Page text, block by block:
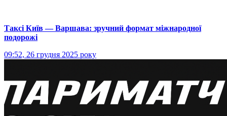
Таксі Київ — Варшава: зручний формат міжнародної
подорожі
09:52, 26 грудня 2025 року